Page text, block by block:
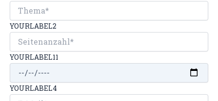
YOURLABEL2
YOURLABEL11
YOURLABEL4